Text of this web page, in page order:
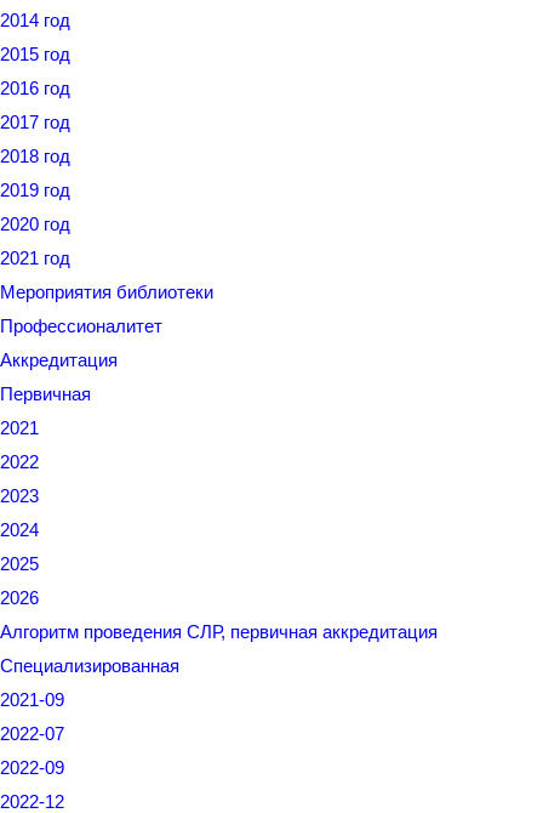
2014 год
2015 год
2016 год
2017 год
2018 год
2019 год
2020 год
2021 год
Мероприятия библиотеки
Профессионалитет
Аккредитация
Первичная
2021
2022
2023
2024
2025
2026
Алгоритм проведения СЛР, первичная аккредитация
Специализированная
2021-09
2022-07
2022-09
2022-12